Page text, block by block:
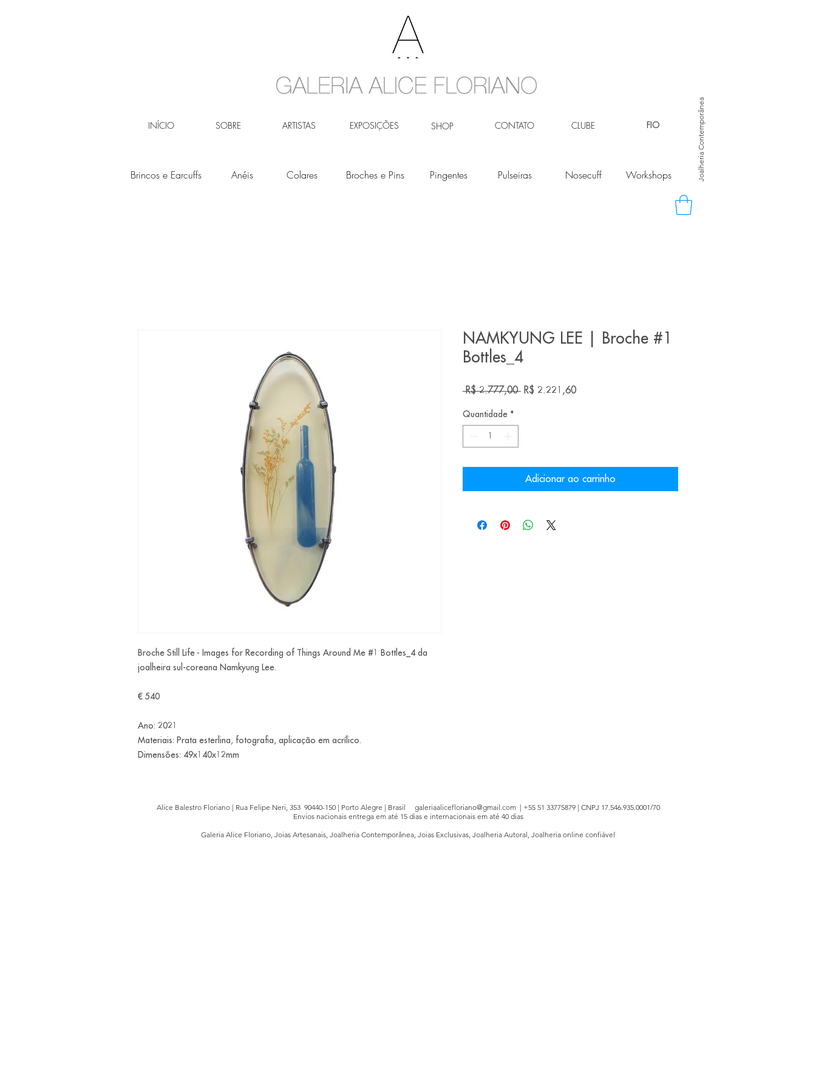
INÍCIO SOBRE ARTISTAS EXPOSIÇÕES SHOP CONTATO CLUBE Joalheria Contemporânea
FIO
Brincos e Earcuffs Anéis Colares Broches e Pins Pingentes Pulseiras Nosecuff Workshops
Broche Still Life - Images for Recording of Things Around Me #1 Bottles_4 da
joalheira sul-coreana Namkyung Lee.
€ 540
Ano: 2021
Materiais: Prata esterlina, fotografia, aplicação em acrílico.
Dimensões: 49x140x12mm
NAMKYUNG LEE | Broche #1
Bottles_4
R$ 2.777,00 Preço
R$ 2.221,60Preço
Quantidade *
Adicionar ao carrinho
Alice Balestro Floriano | Rua Felipe Neri, 353 90440-150 | Porto Alegre | Brasil galeriaalicefloriano@gmail.com| +55 51 33775879 | CNPJ 17.546.935.0001/70
Envios nacionais entrega em até 15 dias e internacionais em até 40 dias
Galeria Alice Floriano, Joias Artesanais, Joalheria Contemporânea, Joias Exclusivas, Joalheria Autoral, Joalheria online confiável